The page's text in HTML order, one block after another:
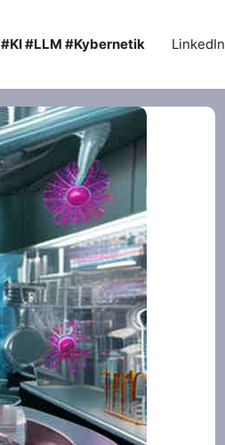
#KI #LLM #Kybernetik LinkedIn